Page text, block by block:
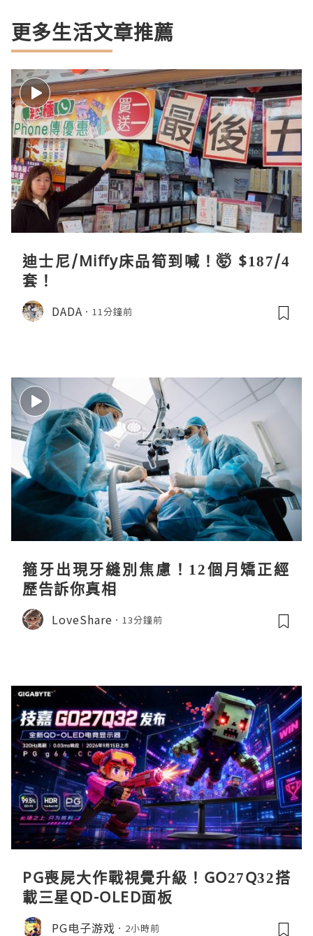
更多生活文章推薦
迪士尼/Miffy床品筍到喊！🤯 $187/4
套！
DADA 11分鐘前
箍牙出現牙縫別焦慮！12個月矯正經
歷告訴你真相
LoveShare 13分鐘前
PG喪屍大作戰視覺升級！GO27Q32搭
載三星QD-OLED面板
PG电子游戏 2小時前